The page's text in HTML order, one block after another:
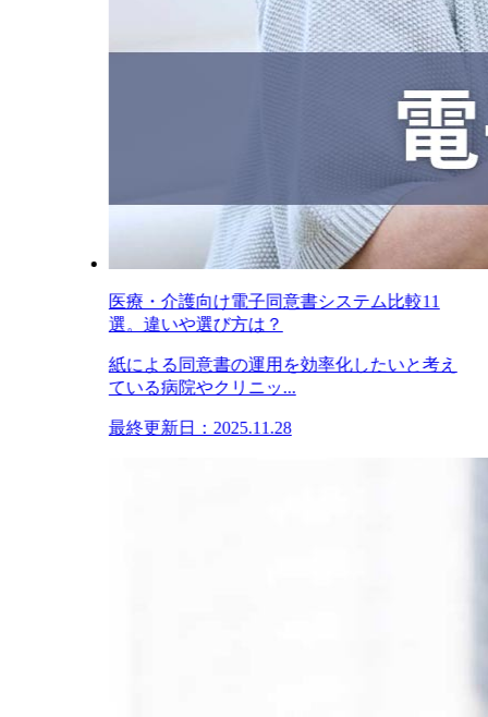
医療・介護向け電子同意書システム比較11
選。違いや選び方は？
紙による同意書の運用を効率化したいと考え
ている病院やクリニッ...
最終更新日：2025.11.28